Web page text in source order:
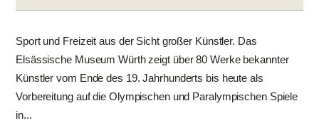
Sport und Freizeit aus der Sicht großer Künstler. Das
Elsässische Museum Würth zeigt über 80 Werke bekannter
Künstler vom Ende des 19. Jahrhunderts bis heute als
Vorbereitung auf die Olympischen und Paralympischen Spiele
in...